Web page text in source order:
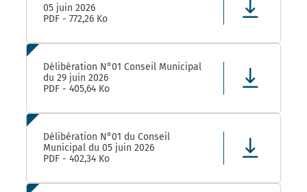
05 juin 2026
PDF - 772,26 Ko
Délibération N°01 Conseil Municipal
du 29 juin 2026
PDF - 405,64 Ko
Délibération N°01 du Conseil
Municipal du 05 juin 2026
PDF - 402,34 Ko